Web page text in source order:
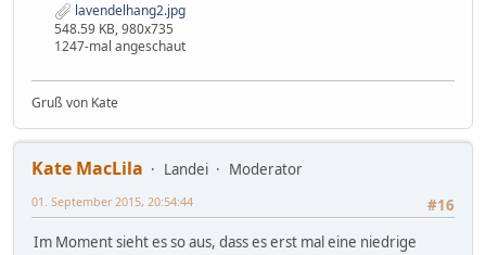
lavendelhang2.jpg
548.59 KB, 980x735
1247-mal angeschaut
Gruß von Kate
Kate MacLila Landei
Moderator
#16
01. September 2015, 20:54:44
Im Moment sieht es so aus, dass es erst mal eine niedrige